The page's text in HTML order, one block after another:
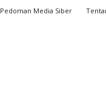
Pedoman Media Siber